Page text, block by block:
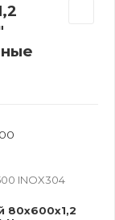
INOX304
80х600х1,2